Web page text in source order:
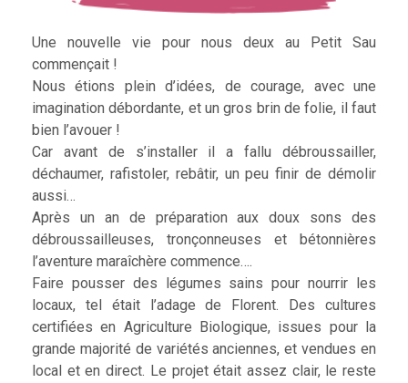
Une nouvelle vie pour nous deux au Petit Sau
commençait !
Nous étions plein d’idées, de courage, avec une
imagination débordante, et un gros brin de folie, il faut
bien l’avouer !
Car avant de s’installer il a fallu débroussailler,
déchaumer, rafistoler, rebâtir, un peu finir de démolir
aussi…
Après un an de préparation aux doux sons des
débroussailleuses, tronçonneuses et bétonnières
l’aventure maraîchère commence….
Faire pousser des légumes sains pour nourrir les
locaux, tel était l’adage de Florent. Des cultures
certifiées en Agriculture Biologique, issues pour la
grande majorité de variétés anciennes, et vendues en
local et en direct. Le projet était assez clair, le reste